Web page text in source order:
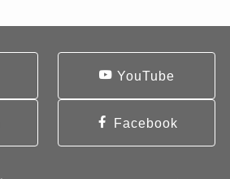
YouTube
Facebook